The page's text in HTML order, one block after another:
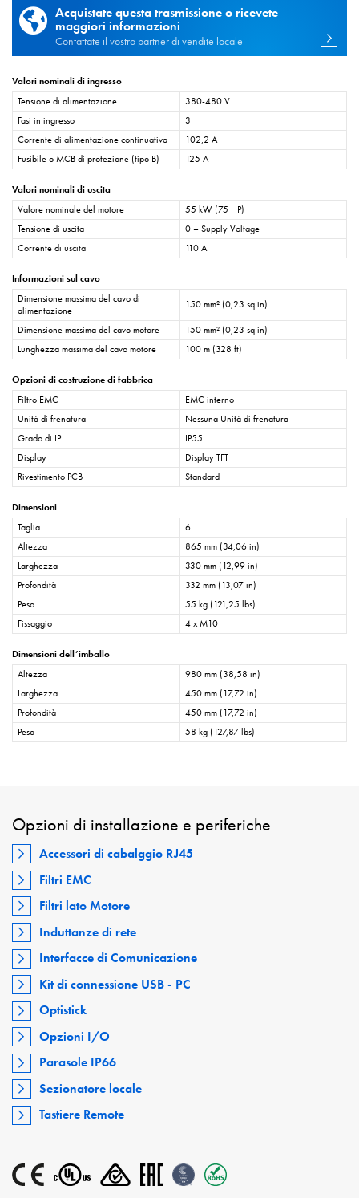
Acquistate questa trasmissione o ricevete
maggiori informazioni
Contattate il vostro partner di vendite locale
Valori nominali di ingresso
Tensione di alimentazione
380-480 V
Fasi in ingresso
3
Corrente di alimentazione continuativa
102,2 A
Fusibile o MCB di protezione (tipo B)
125 A
Valori nominali di uscita
Valore nominale del motore
55 kW (75 HP)
Tensione di uscita
0 – Supply Voltage
Corrente di uscita
110 A
Informazioni sul cavo
Dimensione massima del cavo di
alimentazione
150 mm² (0,23 sq in)
Dimensione massima del cavo motore
150 mm² (0,23 sq in)
Lunghezza massima del cavo motore
100 m (328 ft)
Opzioni di costruzione di fabbrica
Filtro EMC
EMC interno
Unità di frenatura
Nessuna Unità di frenatura
Grado di IP
IP55
Display
Display TFT
Rivestimento PCB
Standard
Dimensioni
Taglia
6
Altezza
865 mm (34,06 in)
Larghezza
330 mm (12,99 in)
Profondità
332 mm (13,07 in)
Peso
55 kg (121,25 lbs)
Fissaggio
4 x M10
Dimensioni dell’imballo
Altezza
980 mm (38,58 in)
Larghezza
450 mm (17,72 in)
Profondità
450 mm (17,72 in)
Peso
58 kg (127,87 lbs)
Opzioni di installazione e periferiche
Accessori di cabalggio RJ45
Filtri EMC
Filtri lato Motore
Induttanze di rete
Interfacce di Comunicazione
Kit di connessione USB - PC
Optistick
Opzioni I/O
Parasole IP66
Sezionatore locale
Tastiere Remote